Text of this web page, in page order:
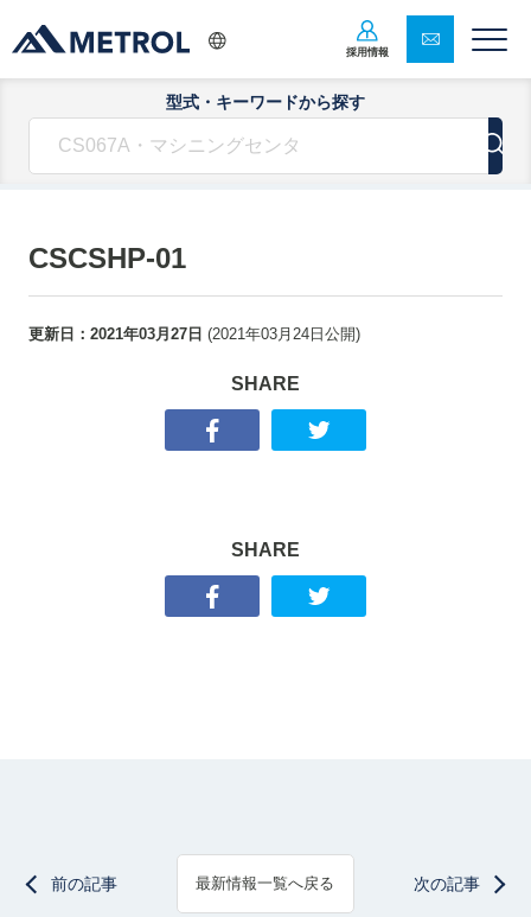
採用情報
型式・キーワードから探す
CSCSHP-01
更新日： 2021年03月27日 (2021年03月24日 公開)
SHARE
SHARE
前の記事 最新情報一覧へ戻る 次の記事